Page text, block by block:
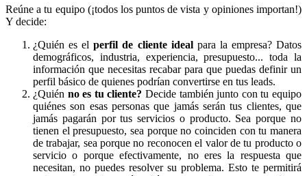
Reúne a tu equipo (¡todos los puntos de vista y opiniones importan!)
Y decide:
¿Quién es elperfil de cliente ideal para la empresa? Datos
demográficos, industria, experiencia, presupuesto... toda la
información que necesitas recabar para que puedas definir un
perfil básico de quienes podrían convertirse en tus leads.
¿Quién no es tu cliente? Decide también junto con tu equipo
quiénes son esas personas que jamás serán tus clientes, que
jamás pagarán por tus servicios o producto. Sea porque no
tienen el presupuesto, sea porque no coinciden con tu manera
de trabajar, sea porque no reconocen el valor de tu producto o
servicio o porque efectivamente, no eres la respuesta que
necesitan, no puedes resolver su problema. Esto te permitirá